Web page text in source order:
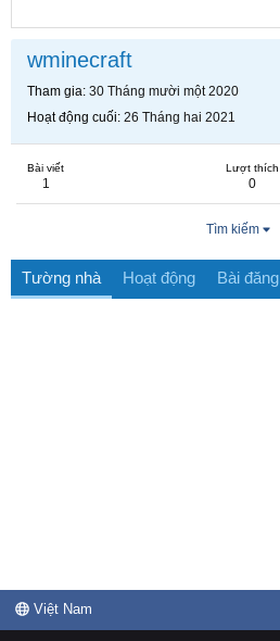
wminecraft
Tham gia 30 Tháng mười một 2020
Hoạt động cuối 26 Tháng hai 2021
Bài viết
1
Lượt thích
0
Tìm kiếm
Tường nhà Hoạt động Bài đăng
Việt Nam